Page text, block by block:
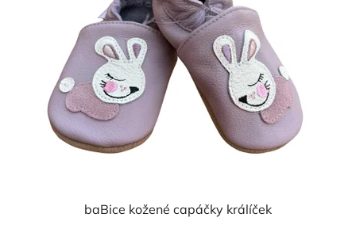
baBice kožené capáčky králíček